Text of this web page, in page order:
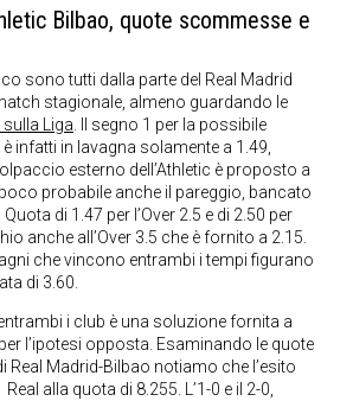
Bilbao, quote scommesse e
sono tutti dalla parte del Real Madrid
stagionale, almeno guardando le
Liga. Il segno 1 per la possibile
infatti in lavagna solamente a 1.49,
esterno dell’Athletic è proposto a
probabile anche il pareggio, bancato
di 1.47 per l’Over 2.5 e di 2.50 per
anche all’Over 3.5 che è fornito a 2.15.
che vincono entrambi i tempi figurano
di 3.60.
i club è una soluzione fornita a
l’ipotesi opposta. Esaminando le quote
Real Madrid-Bilbao notiamo che l’esito
alla quota di 8.255. L’1-0 e il 2-0,